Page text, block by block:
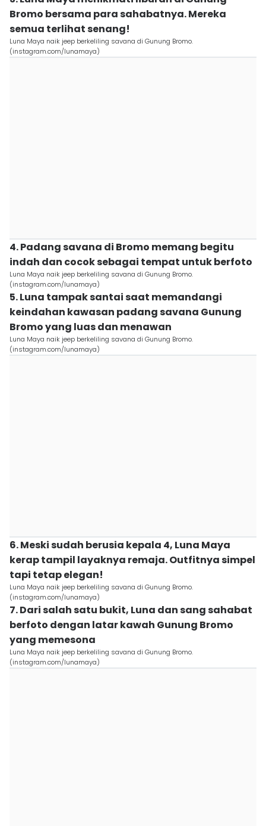
Bromo bersama para sahabatnya. Mereka
semua terlihat senang!
Luna Maya naik jeep berkeliling savana di Gunung Bromo.
(instagram.com/lunamaya)
4. Padang savana di Bromo memang begitu
indah dan cocok sebagai tempat untuk berfoto
Luna Maya naik jeep berkeliling savana di Gunung Bromo.
(instagram.com/lunamaya)
5. Luna tampak santai saat memandangi
keindahan kawasan padang savana Gunung
Bromo yang luas dan menawan
Luna Maya naik jeep berkeliling savana di Gunung Bromo.
(instagram.com/lunamaya)
6. Meski sudah berusia kepala 4, Luna Maya
kerap tampil layaknya remaja. Outfitnya simpel
tapi tetap elegan!
Luna Maya naik jeep berkeliling savana di Gunung Bromo.
(instagram.com/lunamaya)
7. Dari salah satu bukit, Luna dan sang sahabat
berfoto dengan latar kawah Gunung Bromo
yang memesona
Luna Maya naik jeep berkeliling savana di Gunung Bromo.
(instagram.com/lunamaya)